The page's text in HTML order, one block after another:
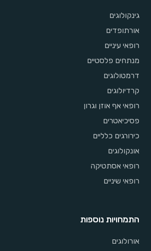
גינקולוגים
אורתופדים
רופאי עיניים
מנתחים פלסטיים
דרמטולוגים
קרדיולוגים
רופאי אף אוזן וגרון
פסיכיאטרים
כירורגים כלליים
אונקולוגים
רופאי אסתטיקה
רופאי שיניים
התמחויות נוספות
אורולוגים